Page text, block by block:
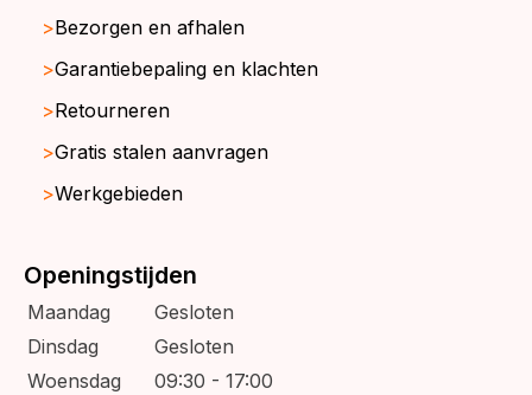
Bezorgen en afhalen
Garantiebepaling en klachten
Retourneren
Gratis stalen aanvragen
Werkgebieden
Openingstijden
Maandag
Gesloten
Dinsdag
Gesloten
Woensdag
09:30 - 17:00